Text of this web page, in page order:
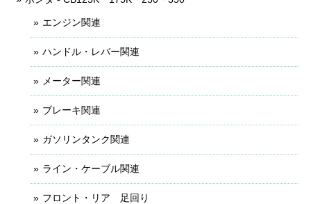
エンジン関連
ハンドル・レバー関連
メーター関連
ブレーキ関連
ガソリンタンク関連
ライン・ケーブル関連
フロント・リア 足回り